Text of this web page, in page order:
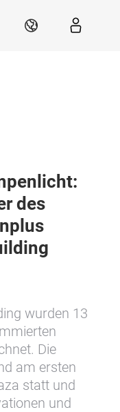
DE
des
wurden 13
Die
am ersten
statt und
und